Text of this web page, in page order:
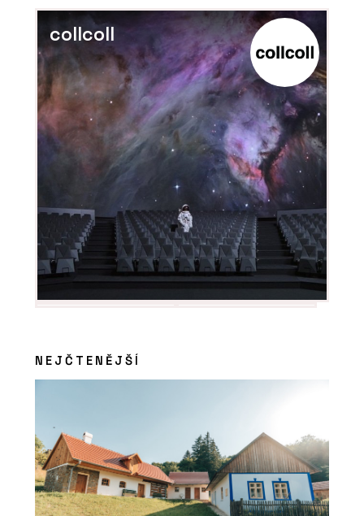
ČLÁNKY
Soukromí, klid a příroda na dlani.
Modulární Fashion Line RELAX
představuje novou éru glampingových
objektů
PRODUKTY
Modulární školy - KOMA
ČLÁNKY
Designové moduly přesně na míru
zákazníka. KOMA MODULAR
collcoll
NEJČTENĚJŠÍ